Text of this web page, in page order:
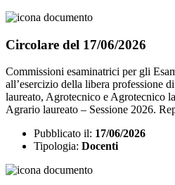
Circolare del 17/06/2026
Commissioni esaminatrici per gli
all’esercizio della libera professione
laureato, Agrotecnico e Agrotecnico
Agrario laureato – Sessione 2026.
Pubblicato il: 17/06/2026
Tipologia: Docenti